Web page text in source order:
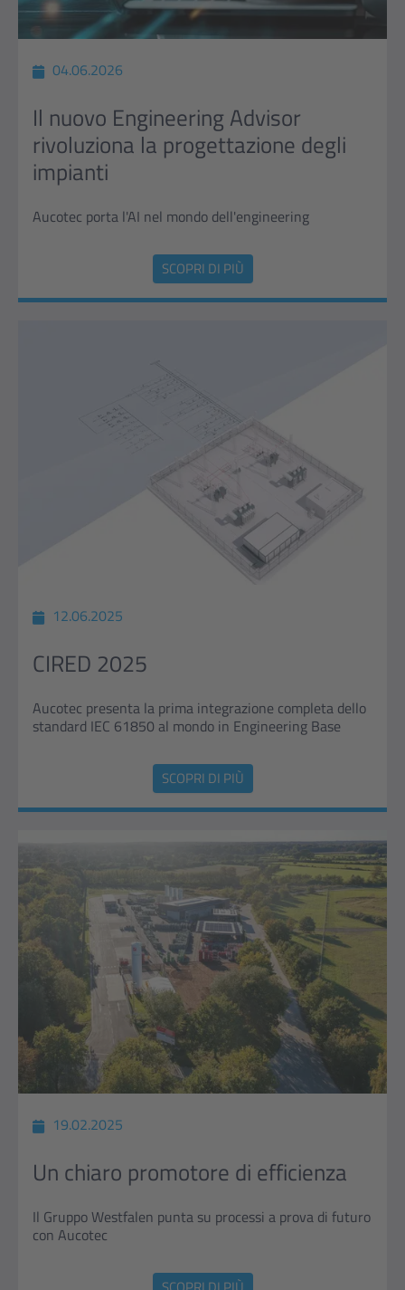
04.06.2026
Il nuovo Engineering Advisor
rivoluziona la progettazione degli
impianti
Aucotec porta l'AI nel mondo dell'engineering
SCOPRI DI PIÙ
12.06.2025
CIRED 2025
Aucotec presenta la prima integrazione completa dello
standard IEC 61850 al mondo in Engineering Base
SCOPRI DI PIÙ
19.02.2025
Un chiaro promotore di efficienza
Il Gruppo Westfalen punta su processi a prova di futuro
con Aucotec